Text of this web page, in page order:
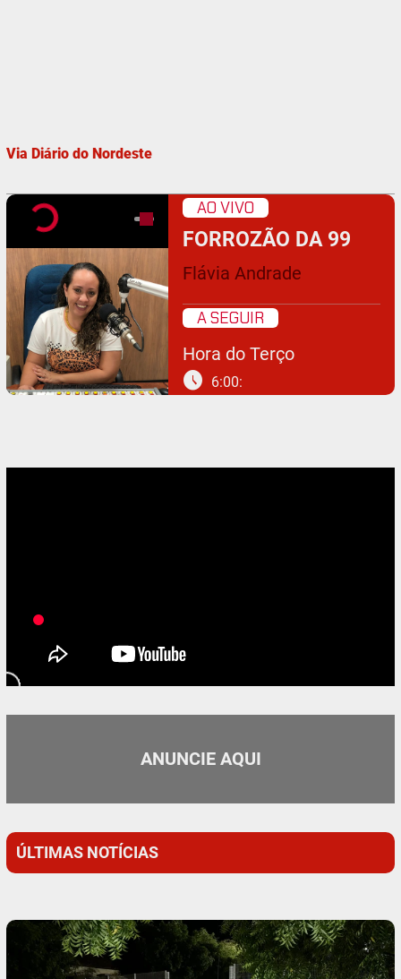
Via Diário do Nordeste
AO VIVO
FORROZÃO DA 99
Flávia Andrade
A SEGUIR
Hora do Terço
schedule 6:00:
ANUNCIE AQUI
ÚLTIMAS NOTÍCIAS